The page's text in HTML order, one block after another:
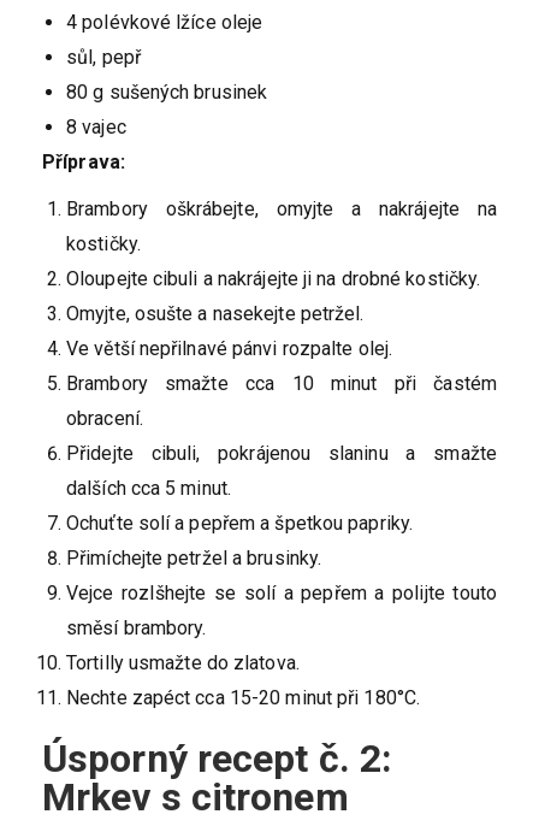
4 polévkové lžíce oleje
sůl, pepř
80 g sušených brusinek
8 vajec
Příprava:
Brambory oškrábejte, omyjte a nakrájejte na
kostičky.
Oloupejte cibuli a nakrájejte ji na drobné kostičky.
Omyjte, osušte a nasekejte petržel.
Ve větší nepřilnavé pánvi rozpalte olej.
Brambory smažte cca 10 minut při častém
obracení.
Přidejte cibuli, pokrájenou slaninu a smažte
dalších cca 5 minut.
Ochuťte solí a pepřem a špetkou papriky.
Přimíchejte petržel a brusinky.
Vejce rozlšhejte se solí a pepřem a polijte touto
směsí brambory.
Tortilly usmažte do zlatova.
Nechte zapéct cca 15-20 minut při 180°C.
Úsporný recept č. 2:
Mrkev s citronem